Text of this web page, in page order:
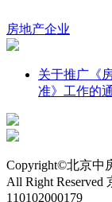
房地产企业
关于推广《
准》工作的
Copyright©北京中
All Right Reserved
110102000179